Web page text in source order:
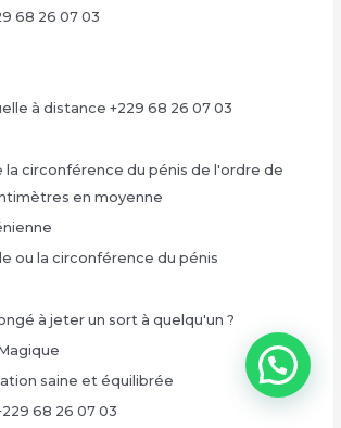
68 26 07 03
à distance +229 68 26 07 03
circonférence du pénis de l'ordre de
en moyenne
ou la circonférence du pénis
à jeter un sort à quelqu'un ?
saine et équilibrée
68 26 07 03